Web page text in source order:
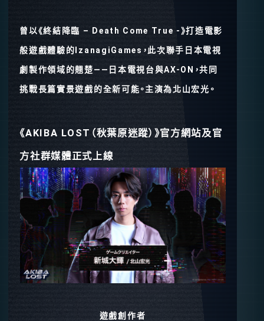
曾以《終結降臨 – Death Come True -》打造電影
般遊戲體驗的IzanagiGames，此次聯手日本電視
劇製作領域的翹楚——日本電視台與AX-ON，共同
挑戰長篇實景遊戲的全新可能。主演為北山宏光。
《AKIBA LOST（秋葉原迷蹤）》官方網站及官
方社群媒體正式上線
遊戲創作者